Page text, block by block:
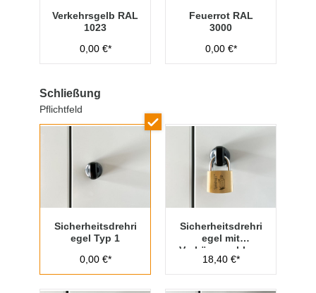
Verkehrsgelb RAL
1023
0,00 €*
Feuerrot RAL
3000
0,00 €*
Schließung
Pflichtfeld
Sicherheitsdrehri
egel Typ 1
0,00 €*
Sicherheitsdrehri
egel mit
Vorhängeschloss
Typ 1
18,40 €*